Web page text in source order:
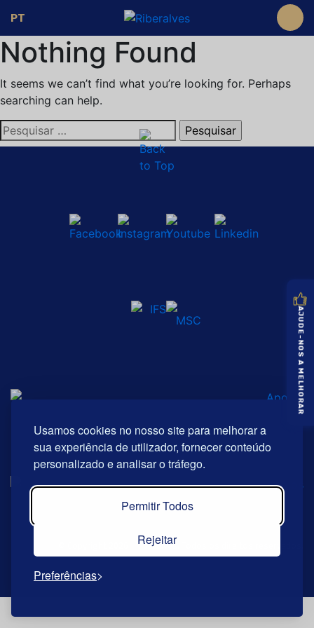
Usamos cookies no nosso site para melhorar a
sua experiência de utilizador, fornecer conteúdo
personalizado e analisar o tráfego.
Permitir Todos
Rejeitar
Preferências
PT
Nothing Found
It seems we can’t find what you’re looking for. Perhaps
searching can help.
Pesquisar
por:
© Copyright 2026 | Riberalves. Todos os direitos reservados.
AJUDE-NOS A MELHORAR